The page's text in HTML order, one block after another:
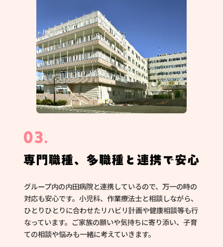
グループ内の内田病院と連携しているので、万一の時の
対応も安心です。小児科、作業療法士と相談しながら、
ひとりひとりに合わせたリハビリ計画や健康相談等も行
なっています。ご家族の願いや気持ちに寄り添い、子育
ての相談や悩みも一緒に考えていきます。